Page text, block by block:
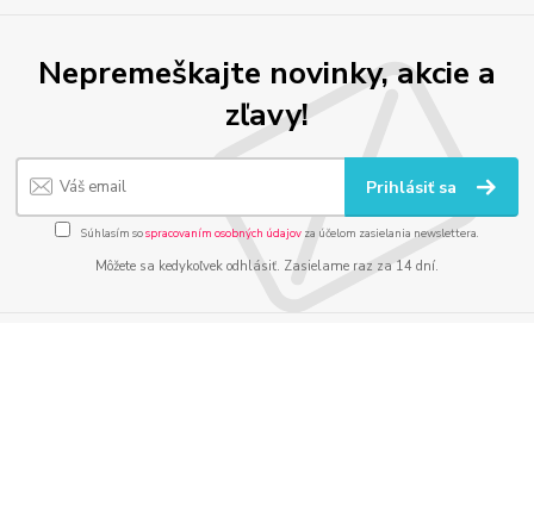
Nepremeškajte novinky, akcie a
zľavy!
Prihlásiť sa
Súhlasím sospracovaním osobných údajov za účelom zasielania newslettera.
Môžete sa kedykoľvek odhlásiť. Zasielame raz za 14 dní.